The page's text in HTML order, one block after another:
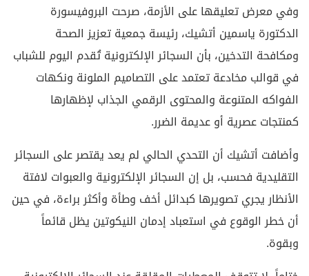
وفي معرض تعليقها على الأزمة، صرحت البروفيسورة
الدكتورة ياسمين أتشيك، رئيسة جمعية تعزيز الصحة
ومكافحة التدخين، بأن السجائر الإلكترونية تُقدم اليوم للشباب
في قوالب مخادعة تعتمد على التصاميم الملونة ونكهات
الفواكه المتنوعة والمحتوى الرقمي الجذاب لإظهارها
كمنتجات عصرية أو عديمة الضرر.
وأضافت أتشيك أن التحدي الحالي لم يعد يقتصر على السجائر
التقليدية فحسب، بل إن السجائر الإلكترونية والعبوات لافتة
الأنظار يجري تصويرها كبدائل أخف وطأة وأكثر براءة، في حين
أن خطر الوقوع في استعباد إدمان النيكوتين يظل قائماً
وبقوة.